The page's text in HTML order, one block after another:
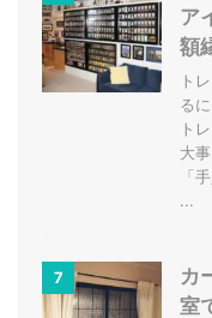
ア
額
ト
る
ト
大
「
...
7
カ
室